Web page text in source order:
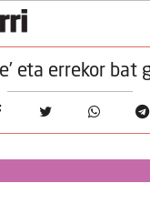
eta errekor bat